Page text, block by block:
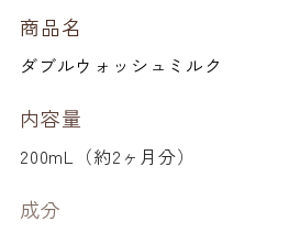
商品名
ダブルウォッシュミルク
内容量
200mL（約2ヶ月分）
成分